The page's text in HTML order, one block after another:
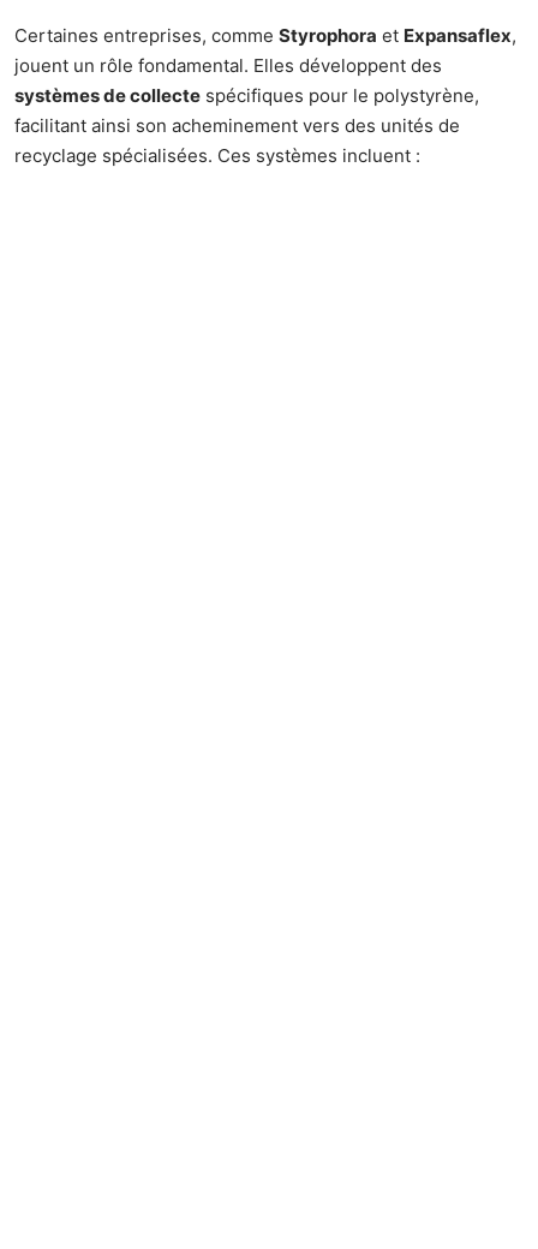
Certaines entreprises, comme Styrophora et Expansaflex,
jouent un rôle fondamental. Elles développent des
systèmes de collecte spécifiques pour le polystyrène,
facilitant ainsi son acheminement vers des unités de
recyclage spécialisées. Ces systèmes incluent :